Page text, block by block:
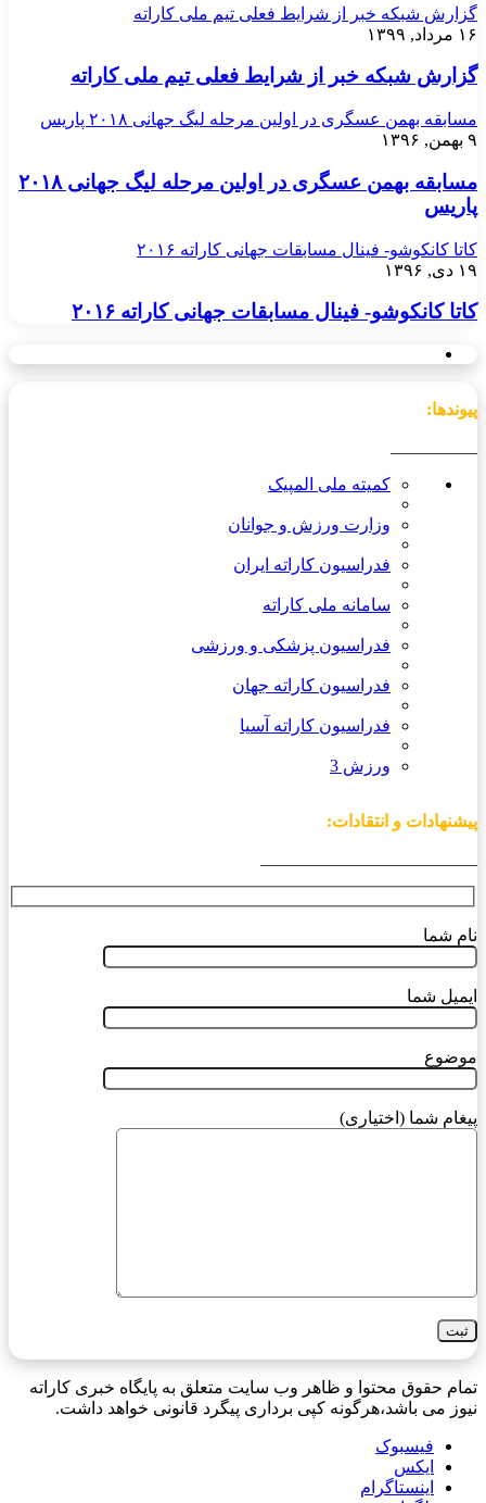
گزارش شبکه خبر از شرایط فعلی تیم ملی کاراته
۱۶ مرداد, ۱۳۹۹
گزارش شبکه خبر از شرایط فعلی تیم ملی کاراته
مسابقه بهمن عسگری در اولین مرحله لیگ جهانی ۲۰۱۸ پاریس
۹ بهمن, ۱۳۹۶
مسابقه بهمن عسگری در اولین مرحله لیگ جهانی ۲۰۱۸
پاریس
کاتا کانکوشو- فینال مسابقات جهانی کاراته ۲۰۱۶
۱۹ دی, ۱۳۹۶
کاتا کانکوشو- فینال مسابقات جهانی کاراته ۲۰۱۶
پیوندها:
کمیته ملی المپیک
وزارت ورزش و جوانان
فدراسیون کاراته ایران
سامانه ملی کاراته
فدراسیون پزشکی و ورزشی
فدراسیون کاراته جهان
فدراسیون کاراته آسیا
ورزش 3
پیشنهادات و انتقادات:
نام شما
ایمیل شما
موضوع
پیغام شما (اختیاری)
تمام حقوق محتوا و ظاهر وب سایت متعلق به پایگاه خبری کاراته
نیوز می باشد،هرگونه کپی برداری پیگرد قانونی خواهد داشت.
فیسبوک
ایکس
اینستاگرام